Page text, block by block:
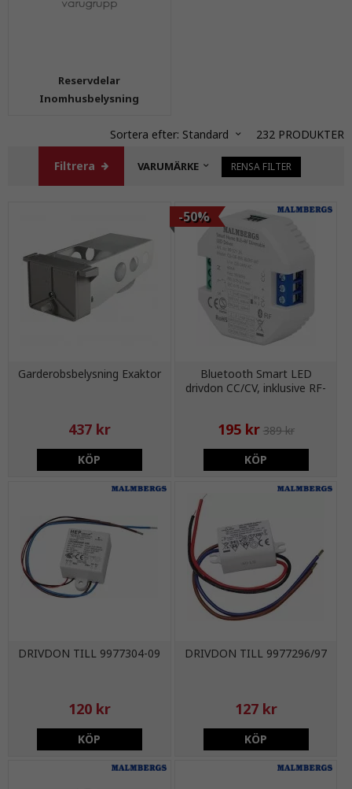
Reservdelar
Inomhusbelysning
Sortera efter: Standard 232 PRODUKTER
Filtrera VARUMÄRKE RENSA FILTER
Garderobsbelysning Exaktor
437 kr
KÖP
Bluetooth Smart LED
drivdon CC/CV, inklusive RF-
-50%
195 kr 389 kr
KÖP
DRIVDON TILL 9977304-09
120 kr
KÖP
DRIVDON TILL 9977296/97
127 kr
KÖP